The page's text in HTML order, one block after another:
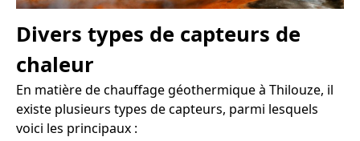
Divers types de capteurs de
chaleur
En matière de chauffage géothermique à Thilouze, il
existe plusieurs types de capteurs, parmi lesquels
voici les principaux :